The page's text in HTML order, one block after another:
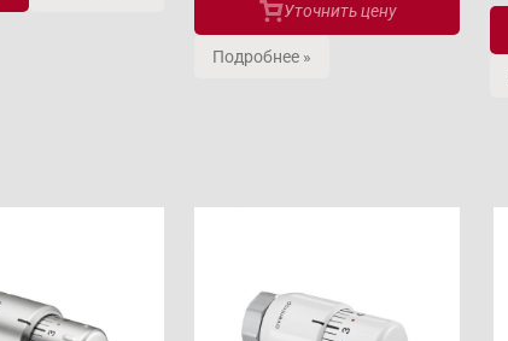
Уточнить цену
Подробнее »